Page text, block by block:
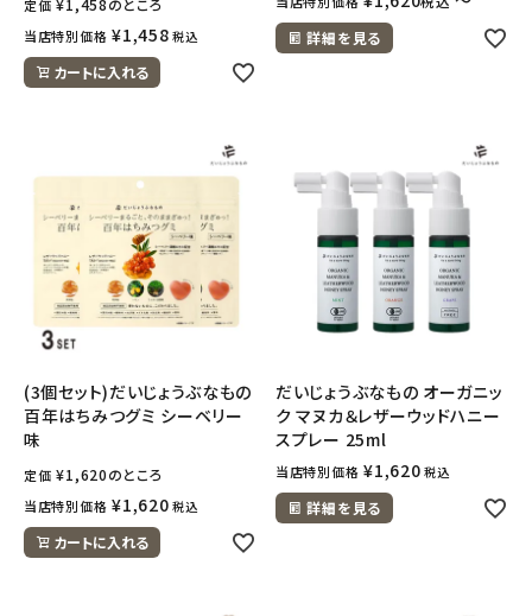
定価
当店特別価格 ¥1,458 税込
カートに入れる
詳細を見る
(3個セット)だいじょうぶなもの
百年はちみつグミ シーベリー
味
定価 ¥1,620のところ
当店特別価格 ¥1,620 税込
カートに入れる
だいじょうぶなもの オーガニッ
ク マヌカ＆レザーウッドハニー
スプレー 25ml
当店特別価格 ¥1,620 税込
詳細を見る